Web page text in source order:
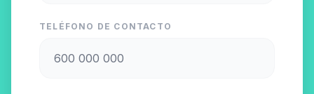
TELÉFONO DE CONTACTO